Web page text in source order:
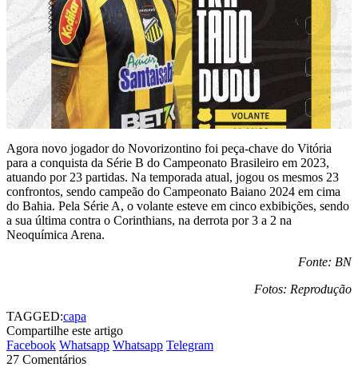
Agora novo jogador do Novorizontino foi peça-chave do Vitória
para a conquista da Série B do Campeonato Brasileiro em 2023,
atuando por 23 partidas. Na temporada atual, jogou os mesmos 23
confrontos, sendo campeão do Campeonato Baiano 2024 em cima
do Bahia. Pela Série A, o volante esteve em cinco exbibições, sendo
a sua última contra o Corinthians, na derrota por 3 a 2 na
Neoquímica Arena.
Fonte: BN
Fotos: Reprodução
TAGGED:capa
Compartilhe este artigo
Facebook Whatsapp Whatsapp Telegram
27 Comentários